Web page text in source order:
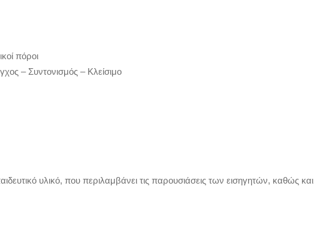
πόροι
– Συντονισμός – Κλείσιμο
υλικό, που περιλαμβάνει τις παρουσιάσεις των εισηγητών, καθώς και